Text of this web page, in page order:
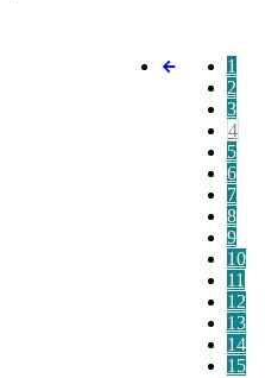
1
2
3
4
5
6
7
8
9
10
11
12
13
14
15